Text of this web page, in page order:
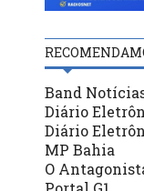
Band
Diário
Diário
MP Bahia
O